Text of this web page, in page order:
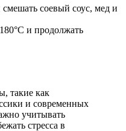
соевый соус, мед и
и продолжать
такие как
и современных
учитывать
стресса в